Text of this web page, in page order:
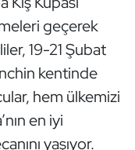
geçerek
19-21 Şubat
kentinde
hem ülkemizi
en iyi
yaşıyor.